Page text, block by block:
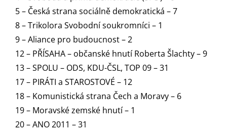
5 – Česká strana sociálně demokratická – 7
8 – Trikolora Svobodní soukromníci – 1
9 – Aliance pro budoucnost – 2
12 – PŘÍSAHA – občanské hnutí Roberta Šlachty – 9
13 – SPOLU – ODS, KDU-ČSL, TOP 09 – 31
17 – PIRÁTI a STAROSTOVÉ – 12
18 – Komunistická strana Čech a Moravy – 6
19 – Moravské zemské hnutí – 1
20 – ANO 2011 – 31